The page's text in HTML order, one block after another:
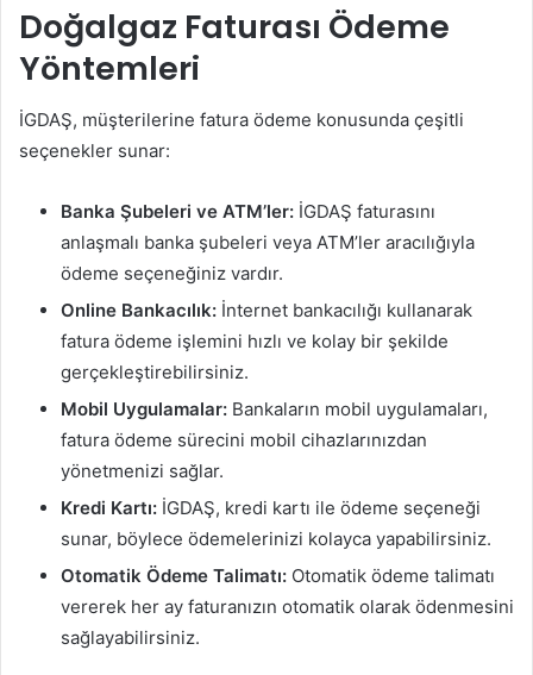
Doğalgaz Faturası Ödeme
Yöntemleri
İGDAŞ, müşterilerine fatura ödeme konusunda çeşitli
seçenekler sunar:
Banka Şubeleri ve ATM’ler: İGDAŞ faturasını
anlaşmalı banka şubeleri veya ATM’ler aracılığıyla
ödeme seçeneğiniz vardır.
Online Bankacılık: İnternet bankacılığı kullanarak
fatura ödeme işlemini hızlı ve kolay bir şekilde
gerçekleştirebilirsiniz.
Mobil Uygulamalar: Bankaların mobil uygulamaları,
fatura ödeme sürecini mobil cihazlarınızdan
yönetmenizi sağlar.
Kredi Kartı: İGDAŞ, kredi kartı ile ödeme seçeneği
sunar, böylece ödemelerinizi kolayca yapabilirsiniz.
Otomatik Ödeme Talimatı: Otomatik ödeme talimatı
vererek her ay faturanızın otomatik olarak ödenmesini
sağlayabilirsiniz.